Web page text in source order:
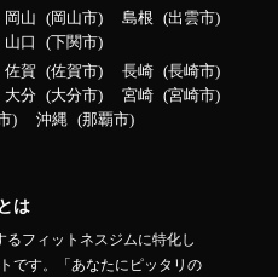
岡山 岡山市 島根
出雲市
山口 下関市
佐賀 佐賀市 長崎
長崎市
大分 大分市 宮崎
宮崎市
沖縄 那覇市
は
るフィットネスジムに特化し
です。「あなたにピッタリの